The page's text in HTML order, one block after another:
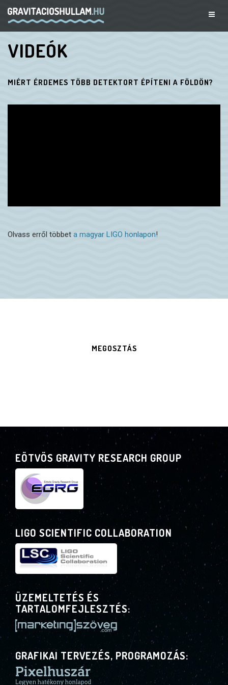
VIDEÓK
MIÉRT ÉRDEMES TÖBB DETEKTORT ÉPÍTENI A FÖLDÖN?
Olvass erről többet a magyar LIGO honlapon!
MEGOSZTÁS
EÖTVÖS GRAVITY RESEARCH GROUP
LIGO SCIENTIFIC COLLABORATION
ÜZEMELTETÉS ÉS
TARTALOMFEJLESZTÉS:
GRAFIKAI TERVEZÉS, PROGRAMOZÁS: